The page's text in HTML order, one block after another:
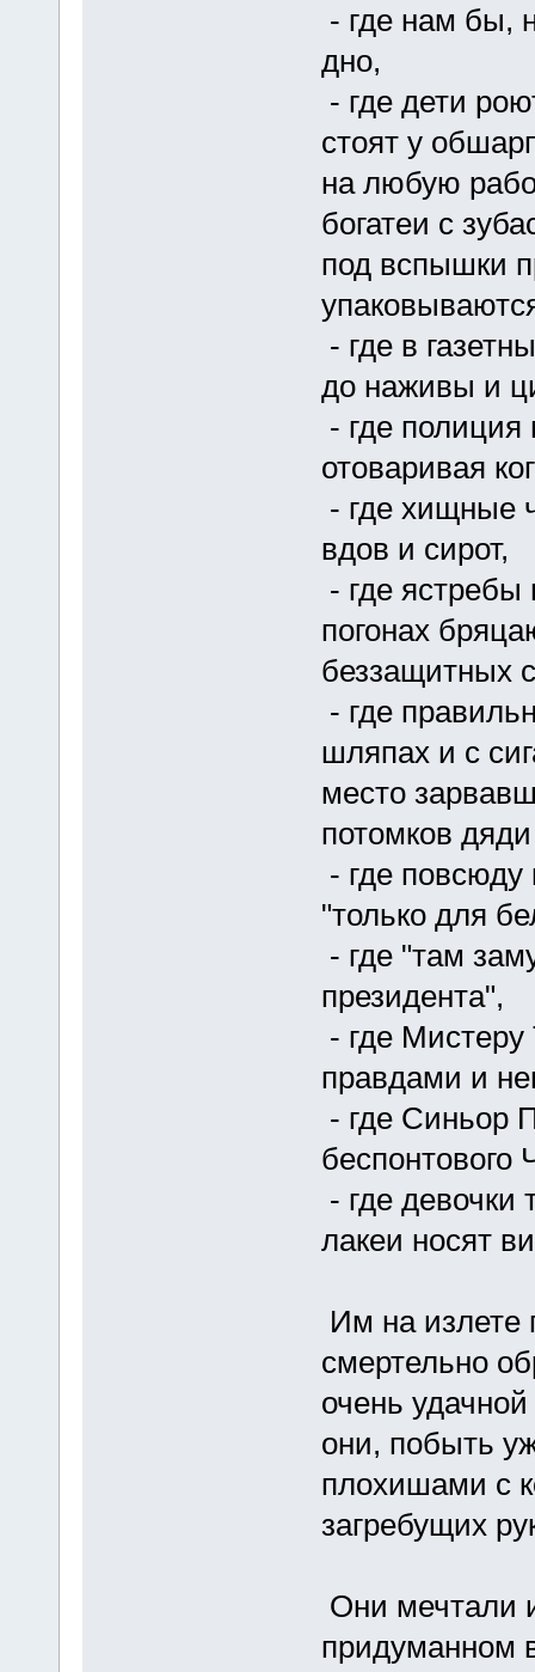
- где нам бы,
дно,
- где дети
стоят у
на любую
богатеи с
под вспышки
- где в
до наживы и
- где
отоваривая
- где хищные
вдов и сирот,
- где
погонах
беззащитных
- где
шляпах и с
место
потомков
- где
"только для
- где "там
президента",
- где Мистеру
правдами и
- где Синьор
беспонтового
- где девочки
лакеи носят
Им на излете
смертельно
очень
они, побыть
плохишами с
загребущих
Они мечтали
придуманном